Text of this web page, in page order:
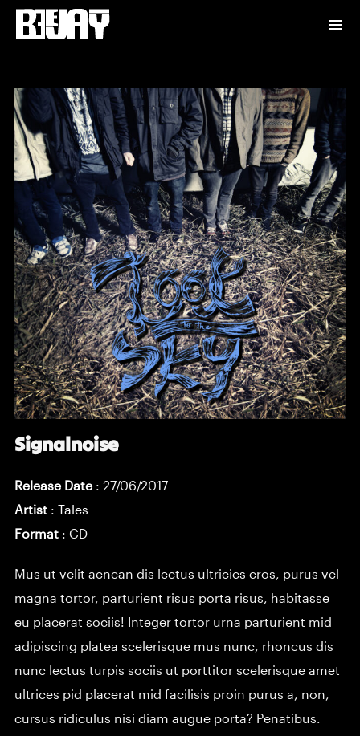
Signalnoise
Release Date: 27/06/2017
Artist:
Tales
Format: CD
Mus ut velit aenean dis lectus ultricies eros, purus vel
magna tortor, parturient risus porta risus, habitasse
eu placerat sociis! Integer tortor urna parturient mid
adipiscing platea scelerisque mus nunc, rhoncus dis
nunc lectus turpis sociis ut porttitor scelerisque amet
ultrices pid placerat mid facilisis proin purus a, non,
cursus ridiculus nisi diam augue porta? Penatibus.